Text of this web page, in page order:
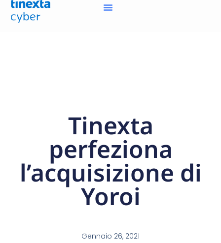
Tinexta
perfeziona
l’acquisizione di
Yoroi
Gennaio 26, 2021